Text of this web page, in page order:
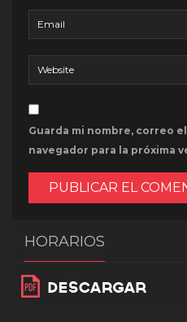
Guarda mi nombre, correo
navegador para la próxima
HORARIOS